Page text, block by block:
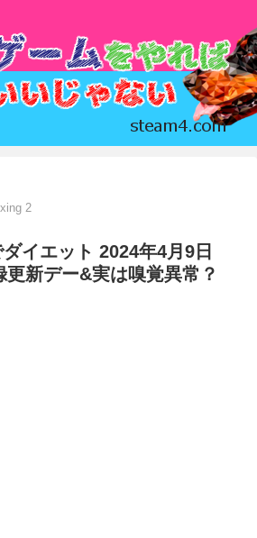
2
イエット 2024年4月9日
新デー&実は嗅覚異常？